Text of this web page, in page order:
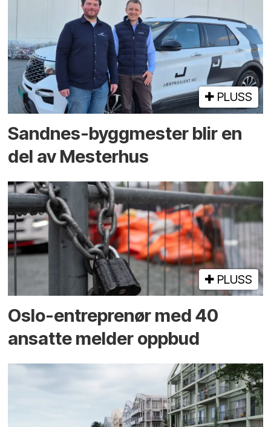
PLUSS
Sandnes-byggmester blir en
del av Mesterhus
PLUSS
Oslo-entreprenør med 40
ansatte melder oppbud